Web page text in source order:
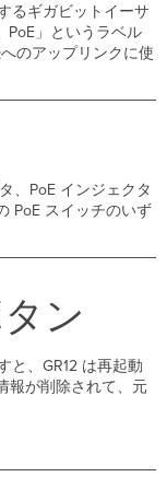
るギガビットイーサ
PoE」というラベル
のアップリンクに使
、PoE インジェクタ
PoE スイッチのいず
ン
と、GR12 は再起動
報が削除されて、元